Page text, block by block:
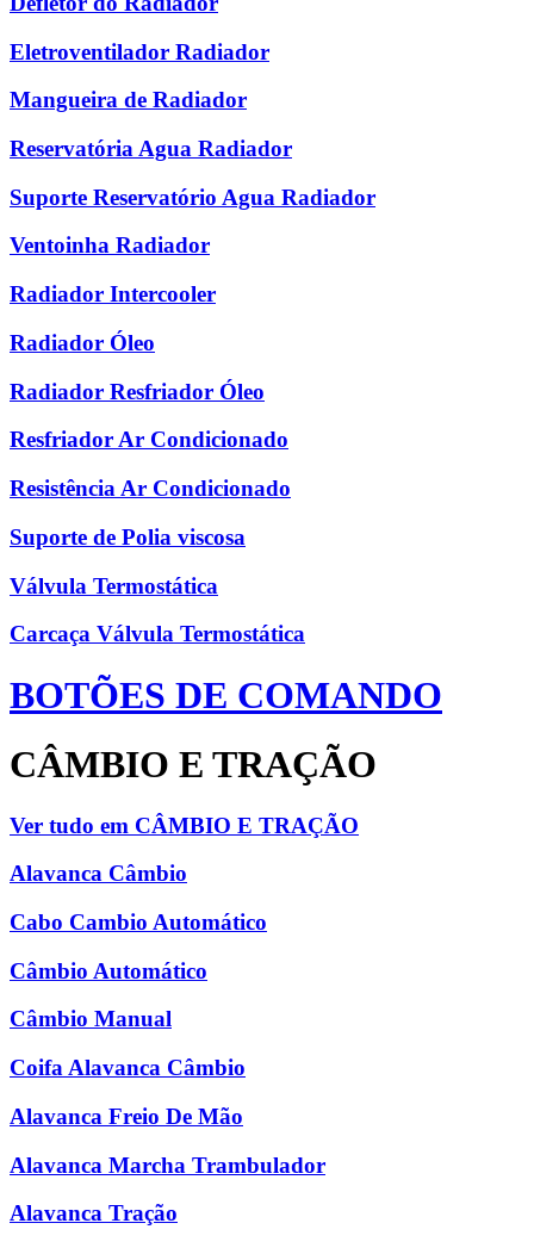
Eletroventilador Radiador
Mangueira de Radiador
Reservatória Agua Radiador
Suporte Reservatório Agua Radiador
Ventoinha Radiador
Radiador Intercooler
Radiador Óleo
Radiador Resfriador Óleo
Resfriador Ar Condicionado
Resistência Ar Condicionado
Suporte de Polia viscosa
Válvula Termostática
Carcaça Válvula Termostática
BOTÕES DE COMANDO
CÂMBIO E TRAÇÃO
Ver tudo em CÂMBIO E TRAÇÃO
Alavanca Câmbio
Cabo Cambio Automático
Câmbio Automático
Câmbio Manual
Coifa Alavanca Câmbio
Alavanca Freio De Mão
Alavanca Marcha Trambulador
Alavanca Tração